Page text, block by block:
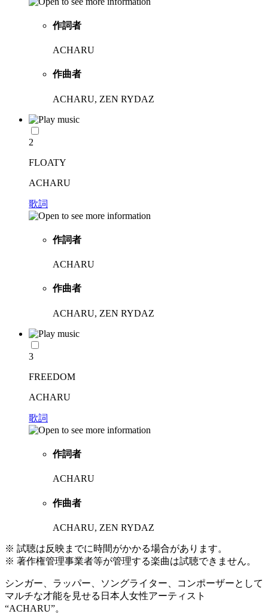
作詞者
ACHARU
作曲者
ACHARU, ZEN RYDAZ
2
FLOATY
ACHARU
歌詞
作詞者
ACHARU
作曲者
ACHARU, ZEN RYDAZ
3
FREEDOM
ACHARU
歌詞
作詞者
ACHARU
作曲者
ACHARU, ZEN RYDAZ
※ 試聴は反映までに時間がかかる場合があります。
※ 著作権管理事業者等が管理する楽曲は試聴できません。
シンガー、ラッパー、ソングライター、コンポーザーとして
マルチな才能を見せる日本人女性アーティスト
“ACHARU”。